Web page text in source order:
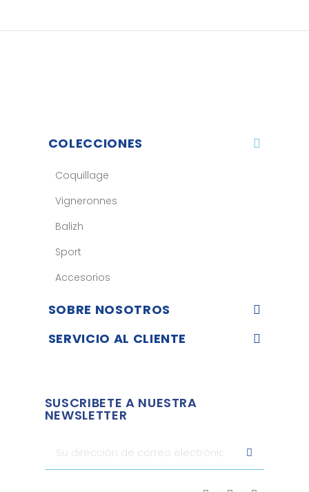
COLECCIONES
Coquillage
Vigneronnes
Balizh
Sport
Accesorios
SOBRE NOSOTROS
SERVICIO AL CLIENTE
SUSCRIBETE A NUESTRA
NEWSLETTER